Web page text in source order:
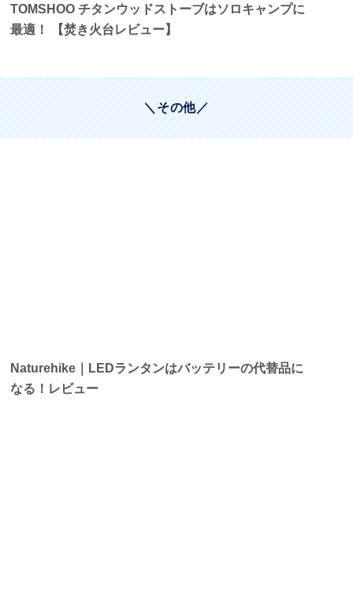
TOMSHOO チタンウッドストーブはソロキャンプに
最適！ 【焚き火台レビュー】
＼その他／
Naturehike｜LEDランタンはバッテリーの代替品に
なる！レビュー